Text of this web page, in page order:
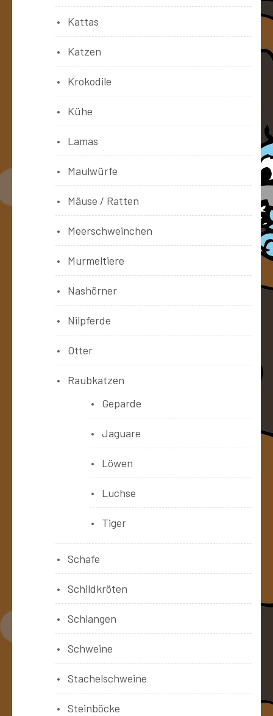
Kattas
Katzen
Krokodile
Kühe
Lamas
Maulwürfe
Mäuse / Ratten
Meerschweinchen
Murmeltiere
Nashörner
Nilpferde
Otter
Raubkatzen
Geparde
Jaguare
Löwen
Luchse
Tiger
Schafe
Schildkröten
Schlangen
Schweine
Stachelschweine
Steinböcke